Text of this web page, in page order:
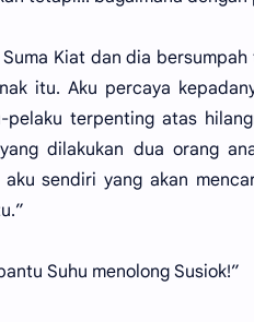
Kiat dan dia
itu. Aku percaya
pelaku terpenting atas
dilakukan dua orang
aku sendiri yang akan
Suhu menolong Susiok!”